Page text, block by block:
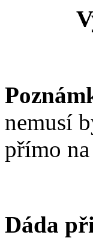
nemusí
přímo
Dáda